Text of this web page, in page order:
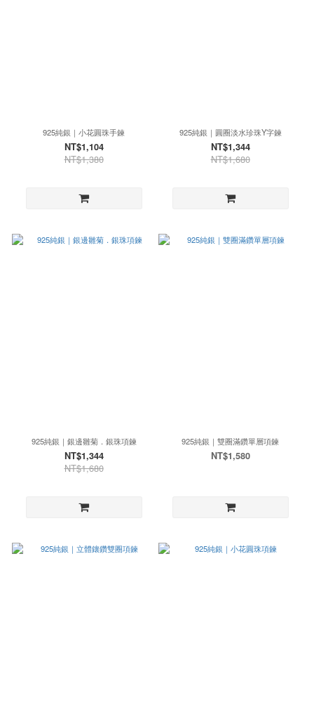
925純銀｜小花圓珠手鍊
NT$1,104
NT$1,380
925純銀｜圓圈淡水珍珠Y字鍊
NT$1,344
NT$1,680
925純銀｜銀邊雛菊．銀珠項鍊
NT$1,344
NT$1,680
925純銀｜雙圈滿鑽單層項鍊
NT$1,580